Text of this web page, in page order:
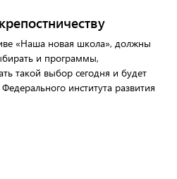
«Наша новая школа», должны
и программы,
такой выбор сегодня и будет
института развития